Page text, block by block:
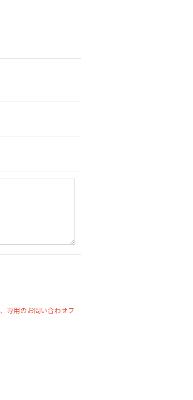
専用のお問い合わせフ